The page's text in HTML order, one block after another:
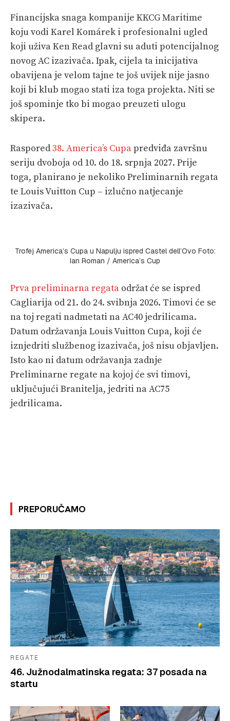
Financijska snaga kompanije KKCG Maritime
koju vodi Karel Komárek i profesionalni ugled
koji uživa Ken Read glavni su aduti potencijalnog
novog AC izazivača. Ipak, cijela ta inicijativa
obavijena je velom tajne te još uvijek nije jasno
koji bi klub mogao stati iza toga projekta. Niti se
još spominje tko bi mogao preuzeti ulogu
skipera.
Raspored38. America’s Cupapredviđa završnu
seriju dvoboja od 10. do 18. srpnja 2027. Prije
toga, planirano je nekoliko Preliminarnih regata
te Louis Vuitton Cup – izlučno natjecanje
izazivača.
Trofej America’s Cupa u Napulju ispred Castel dell’Ovo Foto:
Ian Roman / America’s Cup
Prva preliminarna regata održat će se ispred
Cagliarija od 21. do 24. svibnja 2026. Timovi će se
na toj regati nadmetati na AC40 jedrilicama.
Datum održavanja Louis Vuitton Cupa, koji će
iznjedriti službenog izazivača, još nisu objavljen.
Isto kao ni datum održavanja zadnje
Preliminarne regate na kojoj će svi timovi,
uključujući Branitelja, jedriti na AC75
jedrilicama.
PREPORUČAMO
REGATE
46. Južnodalmatinska regata: 37 posada na
startu